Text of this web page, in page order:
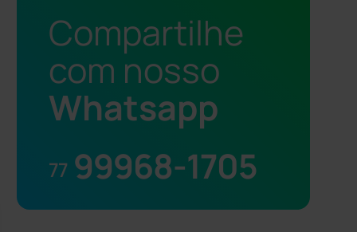
Compartilhe
com nosso
Whatsapp
77 99968-1705